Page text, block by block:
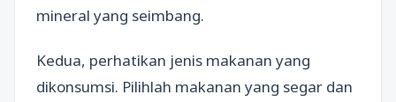
mineral yang seimbang.
Kedua, perhatikan jenis makanan yang
dikonsumsi. Pilihlah makanan yang segar dan